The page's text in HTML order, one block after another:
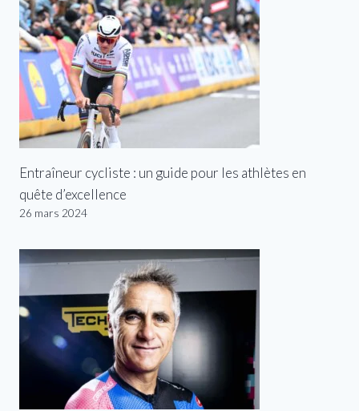
Entraîneur cycliste : un guide pour les athlètes en
quête d’excellence
26 mars 2024